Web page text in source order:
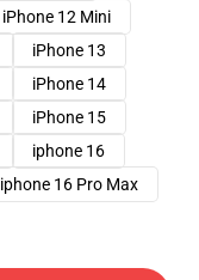
iPhone 12 Mini
iPhone 13
iPhone 14
iPhone 15
iphone 16
iphone 16 Pro Max